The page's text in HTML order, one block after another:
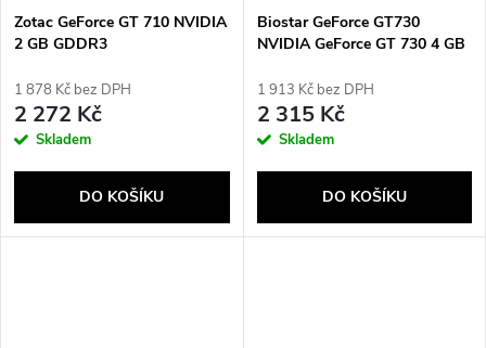
Zotac GeForce GT 710 NVIDIA
2 GB GDDR3
1 878 Kč bez DPH
2 272 Kč
Skladem
DO KOŠÍKU
Biostar GeForce GT730
NVIDIA GeForce GT 730 4 GB
1 913 Kč bez DPH
2 315 Kč
Skladem
DO KOŠÍKU